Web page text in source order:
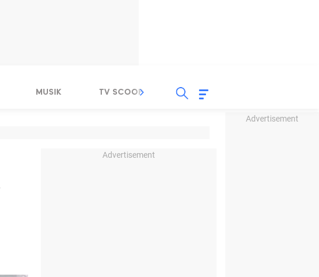
Advertisement
MUSIK TV SCOOP LIRIK
Advertisement